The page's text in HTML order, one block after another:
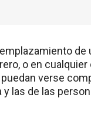
de
o en
puedan verse
las de las